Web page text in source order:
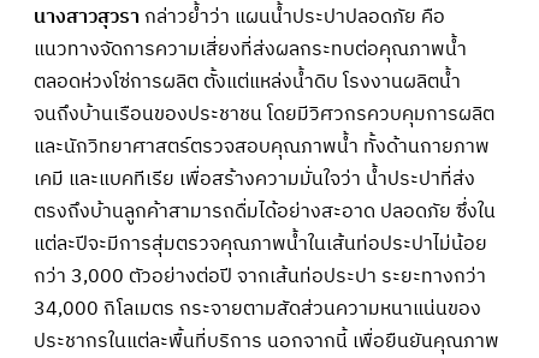
นางสาวสุวรา กล่าวย้ำว่า แผนน้ำประปาปลอดภัย คือ
แนวทางจัดการความเสี่ยงที่ส่งผลกระทบต่อคุณภาพน้ำ
ตลอดห่วงโซ่การผลิต ตั้งแต่แหล่งน้ำดิบ โรงงานผลิตน้ำ
จนถึงบ้านเรือนของประชาชน โดยมีวิศวกรควบคุมการผลิต
และนักวิทยาศาสตร์ตรวจสอบคุณภาพน้ำ ทั้งด้านกายภาพ
เคมี และแบคทีเรีย เพื่อสร้างความมั่นใจว่า น้ำประปาที่ส่ง
ตรงถึงบ้านลูกค้าสามารถดื่มได้อย่างสะอาด ปลอดภัย ซึ่งใน
แต่ละปีจะมีการสุ่มตรวจคุณภาพน้ำในเส้นท่อประปาไม่น้อย
กว่า 3,000 ตัวอย่างต่อปี จากเส้นท่อประปา ระยะทางกว่า
34,000 กิโลเมตร กระจายตามสัดส่วนความหนาแน่นของ
ประชากรในแต่ละพื้นที่บริการ นอกจากนี้ เพื่อยืนยันคุณภาพ